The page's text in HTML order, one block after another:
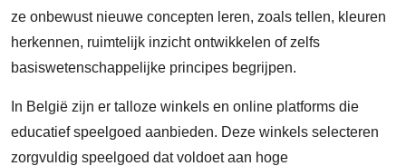
ze onbewust nieuwe concepten leren, zoals tellen, kleuren
herkennen, ruimtelijk inzicht ontwikkelen of zelfs
basiswetenschappelijke principes begrijpen.
In België zijn er talloze winkels en online platforms die
educatief speelgoed aanbieden. Deze winkels selecteren
zorgvuldig speelgoed dat voldoet aan hoge